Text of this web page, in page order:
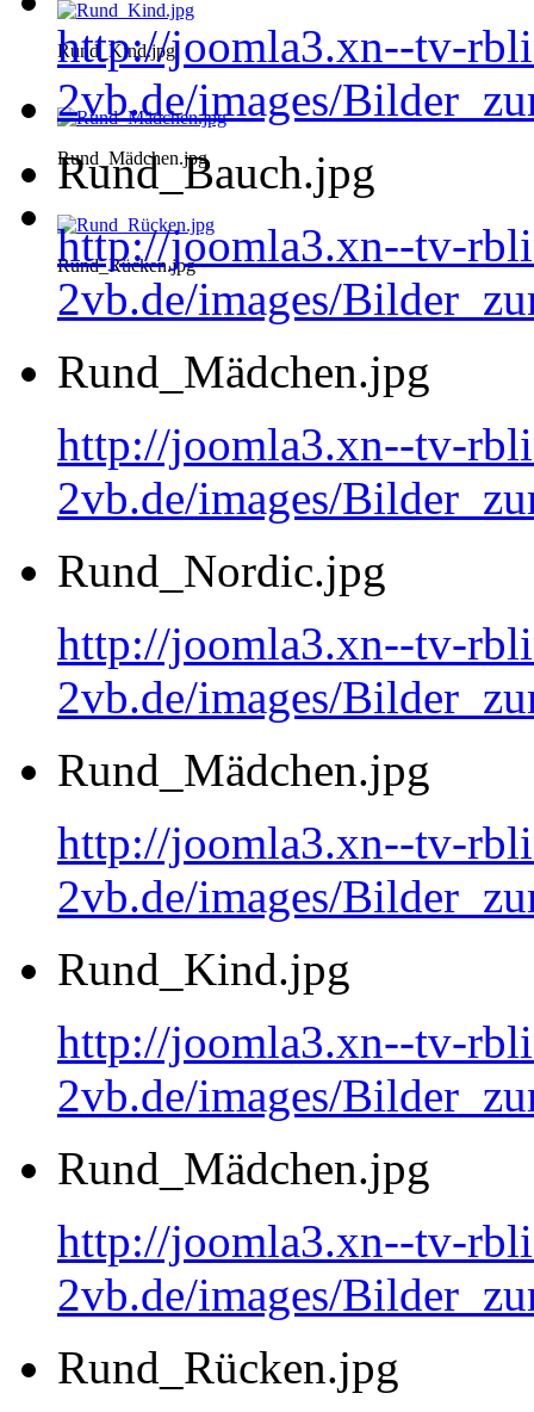
Rund_Kind.jpg
Rund_Mädchen.jpg
Rund_Rücken.jpg
http://joomla3.xn--tv-
2vb.de/images/
Rund_Bauch.jpg
http://joomla3.xn--tv-
2vb.de/images/
Rund_Mädchen.jpg
http://joomla3.xn--tv-
2vb.de/images/
Rund_Nordic.jpg
http://joomla3.xn--tv-
2vb.de/images/
Rund_Mädchen.jpg
http://joomla3.xn--tv-
2vb.de/images/
Rund_Kind.jpg
http://joomla3.xn--tv-
2vb.de/images/
Rund_Mädchen.jpg
http://joomla3.xn--tv-
2vb.de/images/
Rund_Rücken.jpg